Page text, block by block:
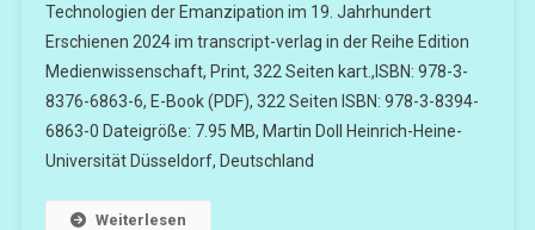
Technologien der Emanzipation im 19. Jahrhundert
Erschienen 2024 im transcript-verlag in der Reihe Edition
Medienwissenschaft, Print, 322 Seiten kart.,ISBN: 978-3-
8376-6863-6, E-Book (PDF), 322 Seiten ISBN: 978-3-8394-
6863-0 Dateigröße: 7.95 MB, Martin Doll Heinrich-Heine-
Universität Düsseldorf, Deutschland
Weiterlesen